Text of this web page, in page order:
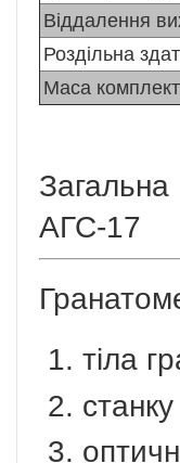
Віддалення
Роздільна
Маса
АГС-17
тіла